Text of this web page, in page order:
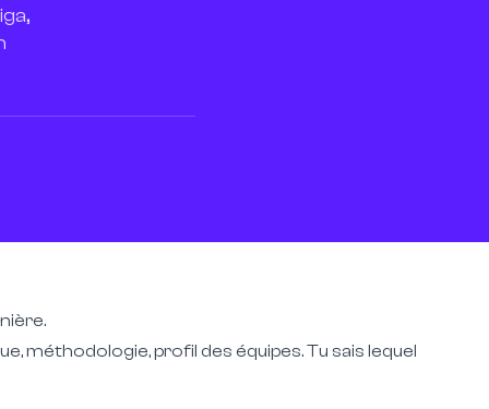
méthodologie, profil des équipes. Tu sais lequel